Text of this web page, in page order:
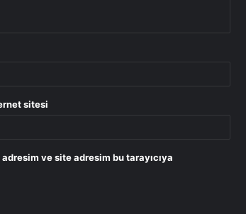
sitesi
ve site adresim bu tarayıcıya